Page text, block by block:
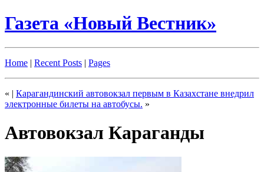
Газета «Новый Вестник»
Home | Recent Posts | Pages
« | Карагандинский автовокзал первым в Казахстане внедрил
электронные билеты на автобусы. »
Автовокзал Караганды